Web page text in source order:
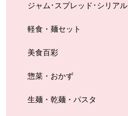
ジャム･スプレッド･シリアル
軽食・麺セット
美食百彩
惣菜・おかず
生麺・乾麺・パスタ